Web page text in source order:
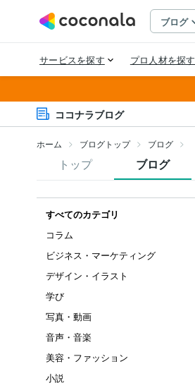
ココナラブログ
ホーム ブログトップ ブログ
トップ ブログ
すべてのカテゴリ
コラム
ビジネス・マーケティング
デザイン・イラスト
学び
写真・動画
音声・音楽
美容・ファッション
小説